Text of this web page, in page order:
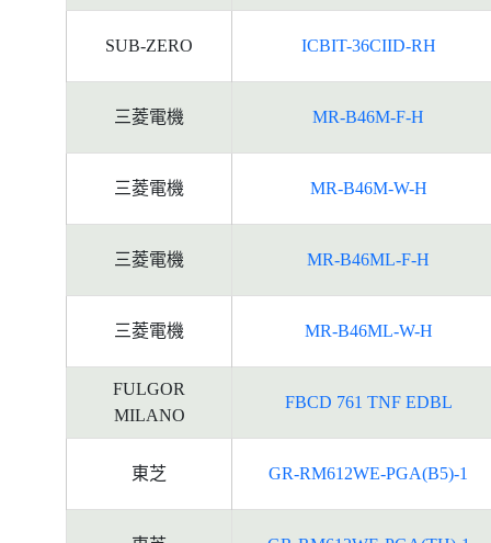
SUB-ZERO ICBIT-36CIID-RH
三菱電機 MR-B46M-F-H
三菱電機 MR-B46M-W-H
三菱電機 MR-B46ML-F-H
三菱電機 MR-B46ML-W-H
FULGOR
MILANO
FBCD 761 TNF EDBL
東芝 GR-RM612WE-PGA(B5)-1